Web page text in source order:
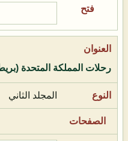
رحلات المملكة المتحدة
المجلد الثاني